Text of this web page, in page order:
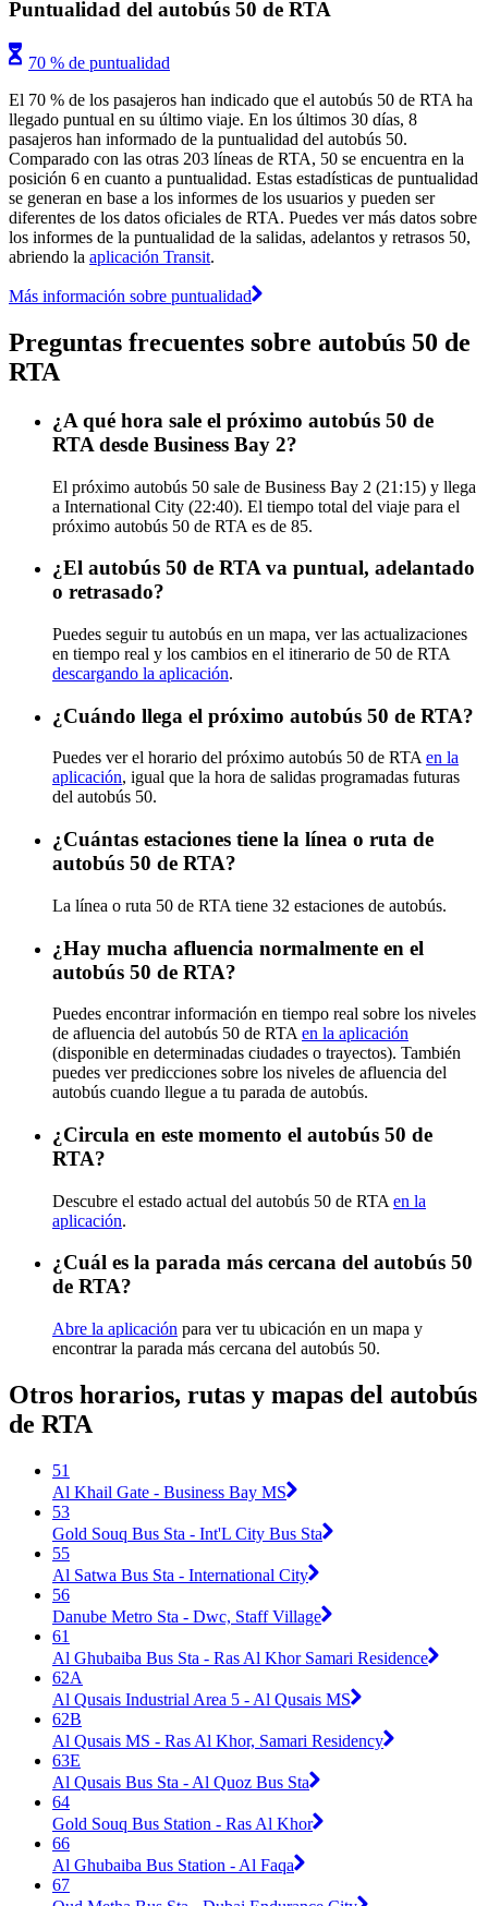
Puntualidad del autobús 50 de RTA
70 % de puntualidad
El 70 % de los pasajeros han indicado que el autobús 50 de RTA ha
llegado puntual en su último viaje. En los últimos 30 días, 8
pasajeros han informado de la puntualidad del autobús 50.
Comparado con las otras 203 líneas de RTA, 50 se encuentra en la
posición 6 en cuanto a puntualidad. Estas estadísticas de puntualidad
se generan en base a los informes de los usuarios y pueden ser
diferentes de los datos oficiales de RTA. Puedes ver más datos sobre
los informes de la puntualidad de la salidas, adelantos y retrasos 50,
abriendo la aplicación Transit.
Más información sobre puntualidad
Preguntas frecuentes sobre autobús 50 de
RTA
¿A qué hora sale el próximo autobús 50 de
RTA desde Business Bay 2?
El próximo autobús 50 sale de Business Bay 2 (21:15) y llega
a International City (22:40). El tiempo total del viaje para el
próximo autobús 50 de RTA es de 85.
¿El autobús 50 de RTA va puntual, adelantado
o retrasado?
Puedes seguir tu autobús en un mapa, ver las actualizaciones
en tiempo real y los cambios en el itinerario de 50 de RTA
descargando la aplicación.
¿Cuándo llega el próximo autobús 50 de RTA?
Puedes ver el horario del próximo autobús 50 de RTA en la
aplicación, igual que la hora de salidas programadas futuras
del autobús 50.
¿Cuántas estaciones tiene la línea o ruta de
autobús 50 de RTA?
La línea o ruta 50 de RTA tiene 32 estaciones de autobús.
¿Hay mucha afluencia normalmente en el
autobús 50 de RTA?
Puedes encontrar información en tiempo real sobre los niveles
de afluencia del autobús 50 de RTA en la aplicación
(disponible en determinadas ciudades o trayectos). También
puedes ver predicciones sobre los niveles de afluencia del
autobús cuando llegue a tu parada de autobús.
¿Circula en este momento el autobús 50 de
RTA?
Descubre el estado actual del autobús 50 de RTA en la
aplicación.
¿Cuál es la parada más cercana del autobús 50
de RTA?
Abre la aplicación para ver tu ubicación en un mapa y
encontrar la parada más cercana del autobús 50.
Otros horarios, rutas y mapas del autobús
de RTA
51
Al Khail Gate - Business Bay MS
53
Gold Souq Bus Sta - Int'L City Bus Sta
55
Al Satwa Bus Sta - International City
56
Danube Metro Sta - Dwc, Staff Village
61
Al Ghubaiba Bus Sta - Ras Al Khor Samari Residence
62A
Al Qusais Industrial Area 5 - Al Qusais MS
62B
Al Qusais MS - Ras Al Khor, Samari Residency
63E
Al Qusais Bus Sta - Al Quoz Bus Sta
64
Gold Souq Bus Station - Ras Al Khor
66
Al Ghubaiba Bus Station - Al Faqa
67